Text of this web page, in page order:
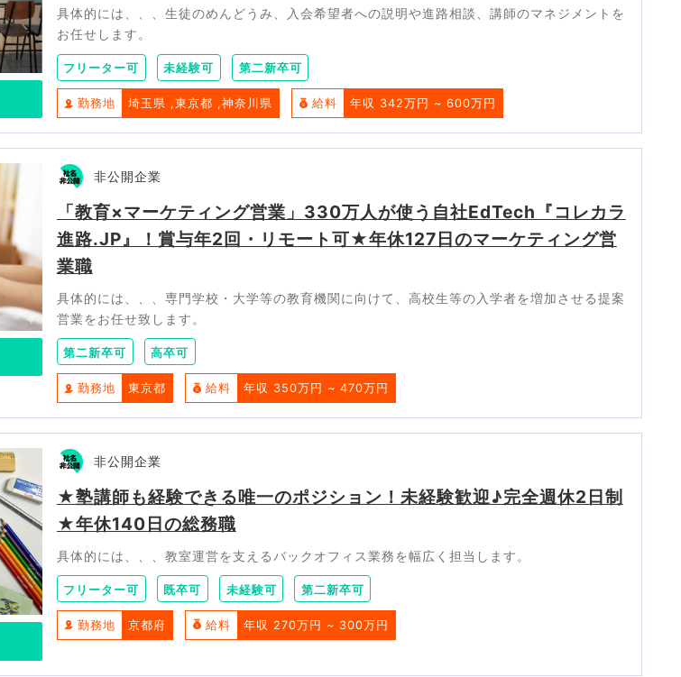
具体的には、、、生徒のめんどうみ、入会希望者への説明や進路相談、講師のマネジメントを
お任せします。
フリーター可 未経験可 第二新卒可
勤務地 埼玉県 東京都 神奈川県 給料 年収 342万円 ~ 600万円
非公開企業
「教育×マーケティング営業」330万人が使う自社EdTech『コレカラ
進路.JP』！賞与年2回・リモート可★年休127日のマーケティング営
業職
具体的には、、、専門学校・大学等の教育機関に向けて、高校生等の入学者を増加させる提案
営業をお任せ致します。
第二新卒可 高卒可
勤務地 東京都 給料 年収 350万円 ~ 470万円
非公開企業
★塾講師も経験できる唯一のポジション！未経験歓迎♪完全週休2日制
★年休140日の総務職
具体的には、、、教室運営を支えるバックオフィス業務を幅広く担当します。
フリーター可 既卒可 未経験可 第二新卒可
勤務地 京都府 給料 年収 270万円 ~ 300万円